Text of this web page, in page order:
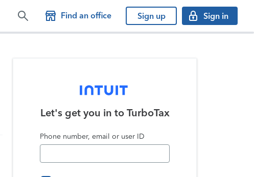
Find an office Sign up Sign in
Let's get you in to TurboTax
Phone number, email or user ID